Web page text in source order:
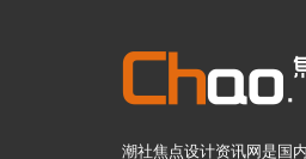
潮社焦点设计资讯网是国